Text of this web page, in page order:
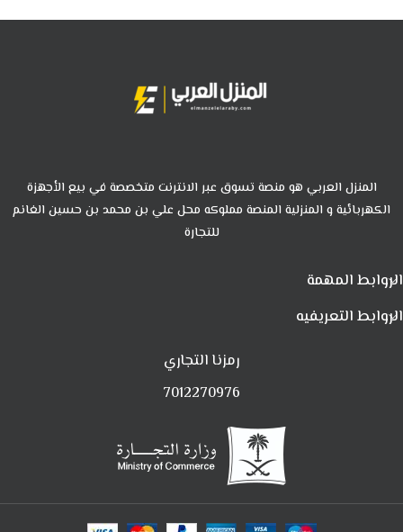
المنزل العربي هو منصة تسوق عبر الانترنت متخصصة في بيع الأجهزة
الكهربائية و المنزلية المنصة مملوكه محل علي بن محمد بن حسين الغانم
للتجارة
الروابط المهمة
الروابط التعريفيه
رمزنا التجاري
7012270976